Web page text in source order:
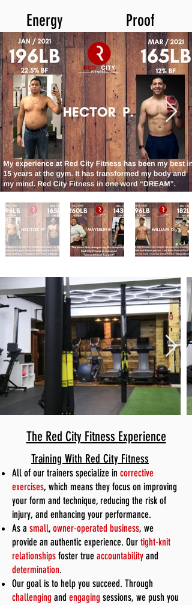
Energy Proof
The Red City Fitness Experience
Training With Red City Fitness
All of our trainers specialize in corrective
exercises, which means they focus on improving
your form and technique, reducing the risk of
injury, and enhancing your performance.
As a small, owner-operated business, we
provide an authentic experience. Our tight-knit
relationships foster true accountability and
determination.
Our goal is to help you succeed. Through
challenging and engaging sessions, we push you